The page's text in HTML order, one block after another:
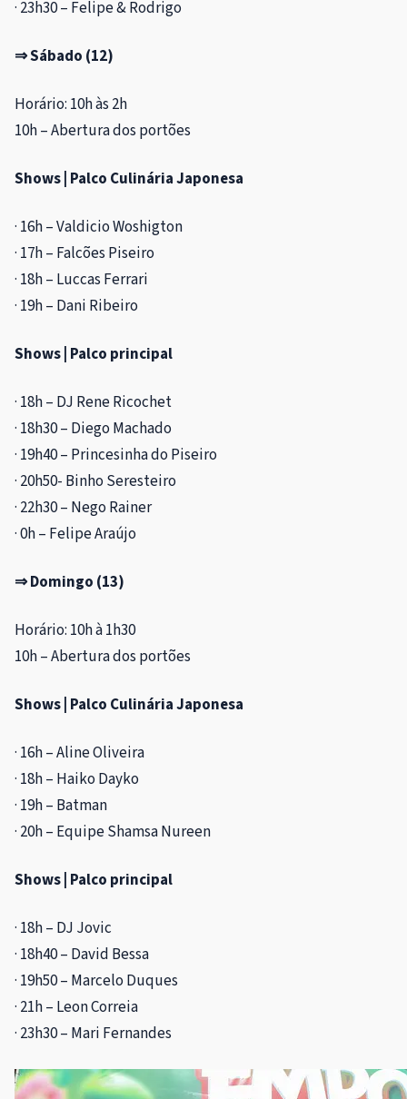
· 23h30 – Felipe & Rodrigo
⇒ Sábado (12)
Horário: 10h às 2h
10h – Abertura dos portões
Shows | Palco Culinária Japonesa
· 16h – Valdicio Woshigton
· 17h – Falcões Piseiro
· 18h – Luccas Ferrari
· 19h – Dani Ribeiro
Shows | Palco principal
· 18h – DJ Rene Ricochet
· 18h30 – Diego Machado
· 19h40 – Princesinha do Piseiro
· 20h50- Binho Seresteiro
· 22h30 – Nego Rainer
· 0h – Felipe Araújo
⇒ Domingo (13)
Horário: 10h à 1h30
10h – Abertura dos portões
Shows | Palco Culinária Japonesa
· 16h – Aline Oliveira
· 18h – Haiko Dayko
· 19h – Batman
· 20h – Equipe Shamsa Nureen
Shows | Palco principal
· 18h – DJ Jovic
· 18h40 – David Bessa
· 19h50 – Marcelo Duques
· 21h – Leon Correia
· 23h30 – Mari Fernandes